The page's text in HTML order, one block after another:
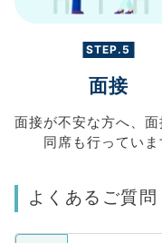
STEP.5
面接
面接が不安な方へ、 面
同席も行っていま
よくあるご質問